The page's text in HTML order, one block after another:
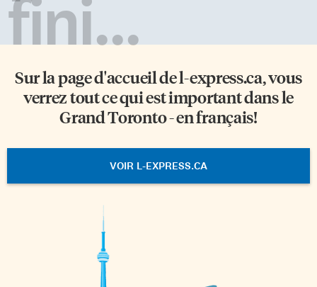
fini...
Sur la page d'accueil del-express.ca, vous
verrez tout ce qui est important dans le
Grand Toronto - en français!
VOIR L-EXPRESS.CA